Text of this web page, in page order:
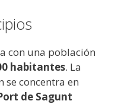
con una población
habitantes. La
concentra en
de Sagunt